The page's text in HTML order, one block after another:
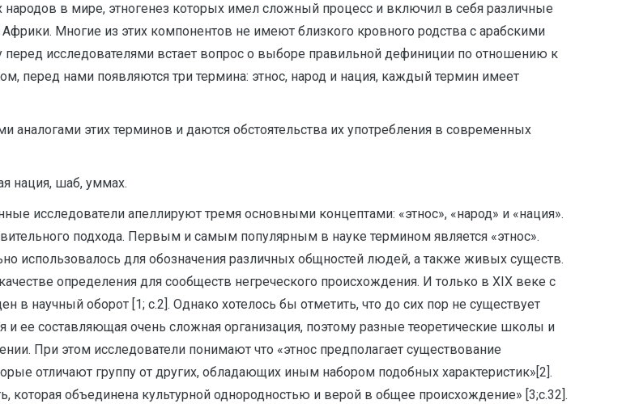
в мире, этногенез которых имел сложный процесс и включил в себя различные
Многие из этих компонентов не имеют близкого кровного родства с арабскими
исследователями встает вопрос о выборе правильной дефиниции по отношению к
перед нами появляются три термина: этнос, народ и нация, каждый термин имеет
аналогами этих терминов и даются обстоятельства их употребления в современных
нация, шаб, уммах.
исследователи апеллируют тремя основными концептами: «этнос», «народ» и «нация».
подхода. Первым и самым популярным в науке термином является «этнос».
использовалось для обозначения различных общностей людей, а также живых существ.
определения для сообществ негреческого происхождения. И только в XIX веке с
в научный оборот [1; с.2]. Однако хотелось бы отметить, что до сих пор не существует
и ее составляющая очень сложная организация, поэтому разные теоретические школы и
При этом исследователи понимают что «этнос предполагает существование
отличают группу от других, обладающих иным набором подобных характеристик»[2].
которая объединена культурной однородностью и верой в общее происхождение» [3;с.32].